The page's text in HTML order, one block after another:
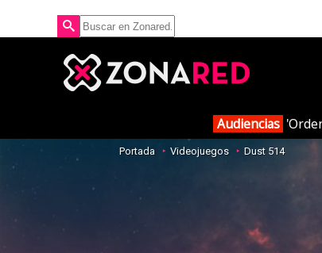
Audiencias
Portada Videojuegos Dust 514